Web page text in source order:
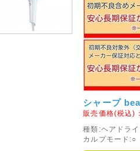
2017年6月19日以降配送分で
は、新しい時間指定に変更し
せ。
<重要>弊社メールアドレス
お客様よりメールが届かない
[info@digi-style.jp] →
[info]の部分が各キャリア様に
シャープ
販売価格(税込)
種類:ヘアド
カルプモード